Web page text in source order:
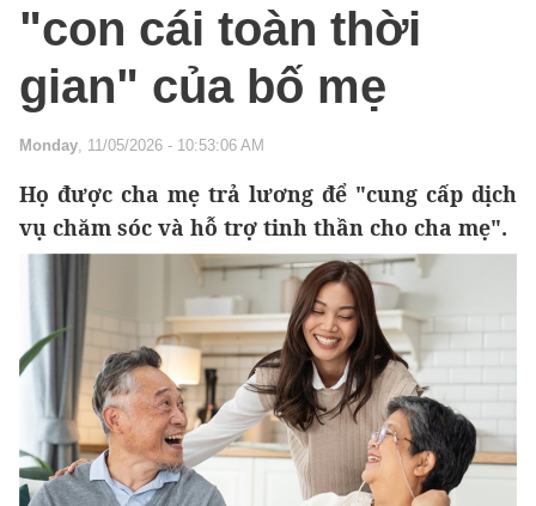
"con cái toàn thời
gian" của bố mẹ
Monday, 11/05/2026 - 10:53:06 AM
Họ được cha mẹ trả lương để "cung cấp dịch
vụ chăm sóc và hỗ trợ tinh thần cho cha mẹ".